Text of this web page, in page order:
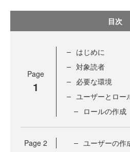
目次
Page
1
はじめに
対象読者
必要な環境
ユーザーとロー
ロールの作成
Page 2 ユーザーの作